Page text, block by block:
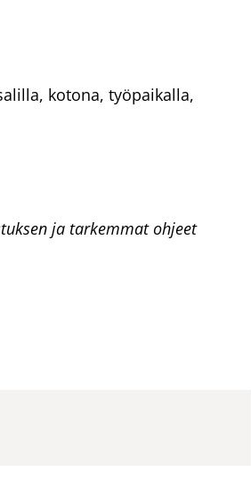
kotona, työpaikalla,
ja tarkemmat ohjeet